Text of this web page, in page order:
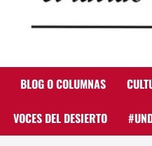
BLOG O COLUMNAS
VOCES DEL DESIERTO